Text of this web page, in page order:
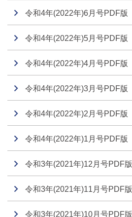
令和4年(2022年)6月号PDF版
令和4年(2022年)5月号PDF版
令和4年(2022年)4月号PDF版
令和4年(2022年)3月号PDF版
令和4年(2022年)2月号PDF版
令和4年(2022年)1月号PDF版
令和3年(2021年)12月号PDF版
令和3年(2021年)11月号PDF版
令和3年(2021年)10月号PDF版